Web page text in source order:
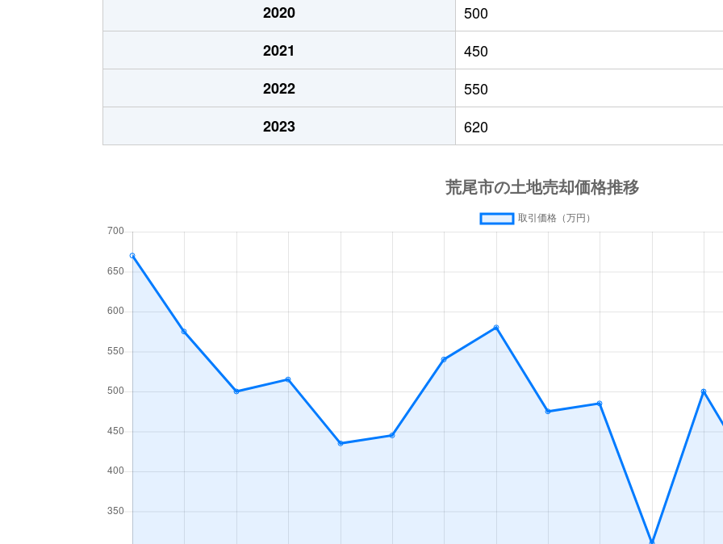
2020
500
2021
450
2022
550
2023
620